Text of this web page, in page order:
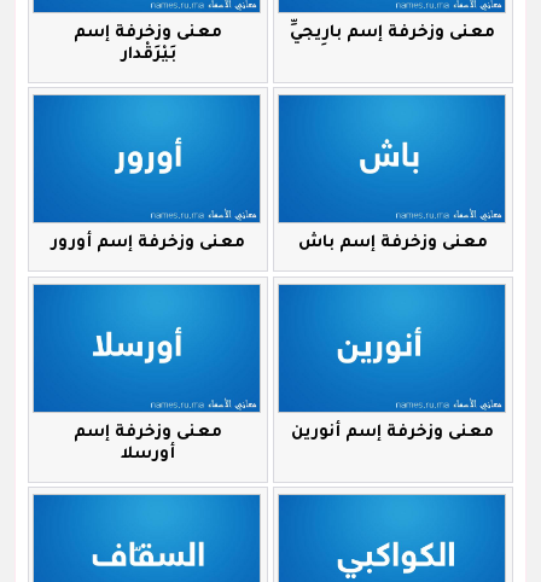
معنى وزخرفة إسم بارِيجيِّ
معنى وزخرفة إسم
بَيْرَقْدار
معنى وزخرفة إسم باش معنى وزخرفة إسم أورور
معنى وزخرفة إسم أنورين
معنى وزخرفة إسم
أورسلا